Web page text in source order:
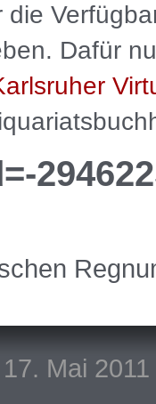
Dafür
Mai